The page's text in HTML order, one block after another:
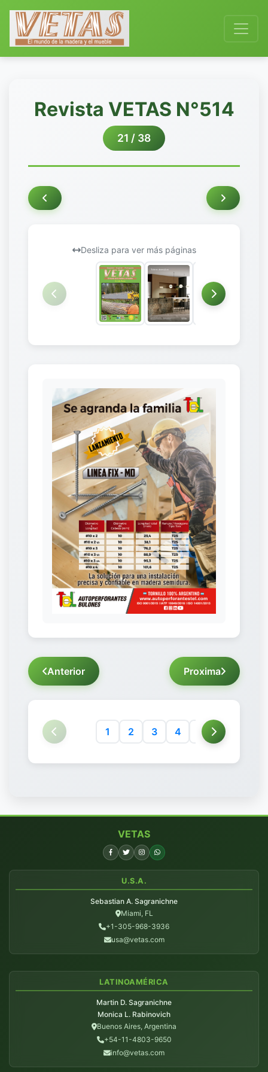
Revista VETAS N°514
21 / 38
Desliza para ver más páginas
Anterior Proxima
1 2 3 4 5 6
VETAS
U.S.A.
Sebastian A. Sagranichne
Miami, FL
+1-305-968-3936
usa@vetas.com
LATINOAMÉRICA
Martin D. Sagranichne
Monica L. Rabinovich
Buenos Aires, Argentina
+54-11-4803-9650
info@vetas.com